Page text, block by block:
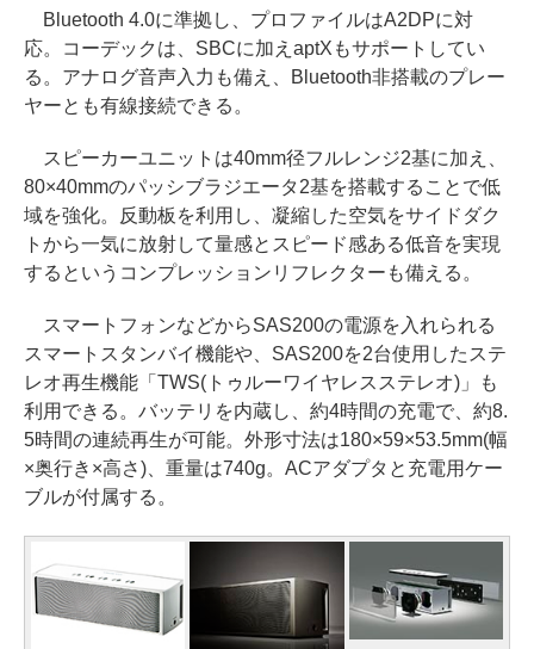
Bluetooth 4.0に準拠し、プロファイルはA2DPに対
応。コーデックは、SBCに加えaptXもサポートしてい
る。アナログ音声入力も備え、Bluetooth非搭載のプレー
ヤーとも有線接続できる。
スピーカーユニットは40mm径フルレンジ2基に加え、
80×40mmのパッシブラジエータ2基を搭載することで低
域を強化。反動板を利用し、凝縮した空気をサイドダク
トから一気に放射して量感とスピード感ある低音を実現
するというコンプレッションリフレクターも備える。
スマートフォンなどからSAS200の電源を入れられる
スマートスタンバイ機能や、SAS200を2台使用したステ
レオ再生機能「TWS(トゥルーワイヤレスステレオ)」も
利用できる。バッテリを内蔵し、約4時間の充電で、約8.
5時間の連続再生が可能。外形寸法は180×59×53.5mm(幅
×奥行き×高さ)、重量は740g。ACアダプタと充電用ケー
ブルが付属する。